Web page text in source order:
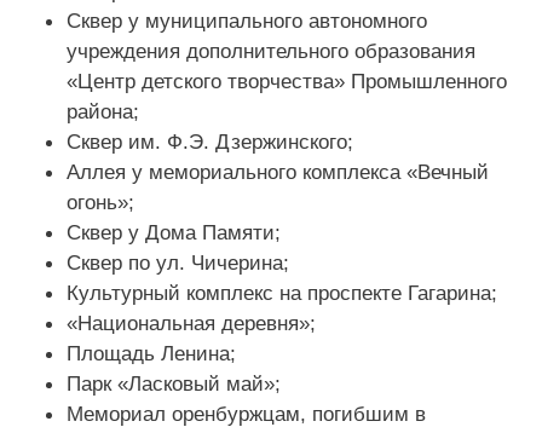
Сквер у муниципального автономного
учреждения дополнительного образования
«Центр детского творчества» Промышленного
района;
Сквер им. Ф.Э. Дзержинского;
Аллея у мемориального комплекса «Вечный
огонь»;
Сквер у Дома Памяти;
Сквер по ул. Чичерина;
Культурный комплекс на проспекте Гагарина;
«Национальная деревня»;
Площадь Ленина;
Парк «Ласковый май»;
Мемориал оренбуржцам, погибшим в